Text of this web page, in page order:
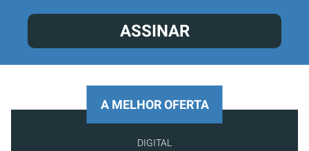
ASSINAR
A MELHOR OFERTA
DIGITAL